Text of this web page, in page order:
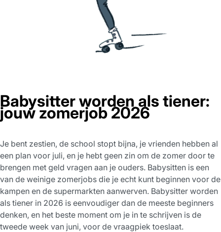
Babysitter worden als tiener:
jouw zomerjob 2026
Je bent zestien, de school stopt bijna, je vrienden hebben al
een plan voor juli, en je hebt geen zin om de zomer door te
brengen met geld vragen aan je ouders. Babysitten is een
van de weinige zomerjobs die je echt kunt beginnen voor de
kampen en de supermarkten aanwerven. Babysitter worden
als tiener in 2026 is eenvoudiger dan de meeste beginners
denken, en het beste moment om je in te schrijven is de
tweede week van juni, voor de vraagpiek toeslaat.